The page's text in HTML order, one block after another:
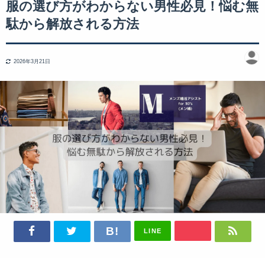
服の選び方がわからない男性必見！悩む無
駄から解放される方法
2026年3月21日
LINE